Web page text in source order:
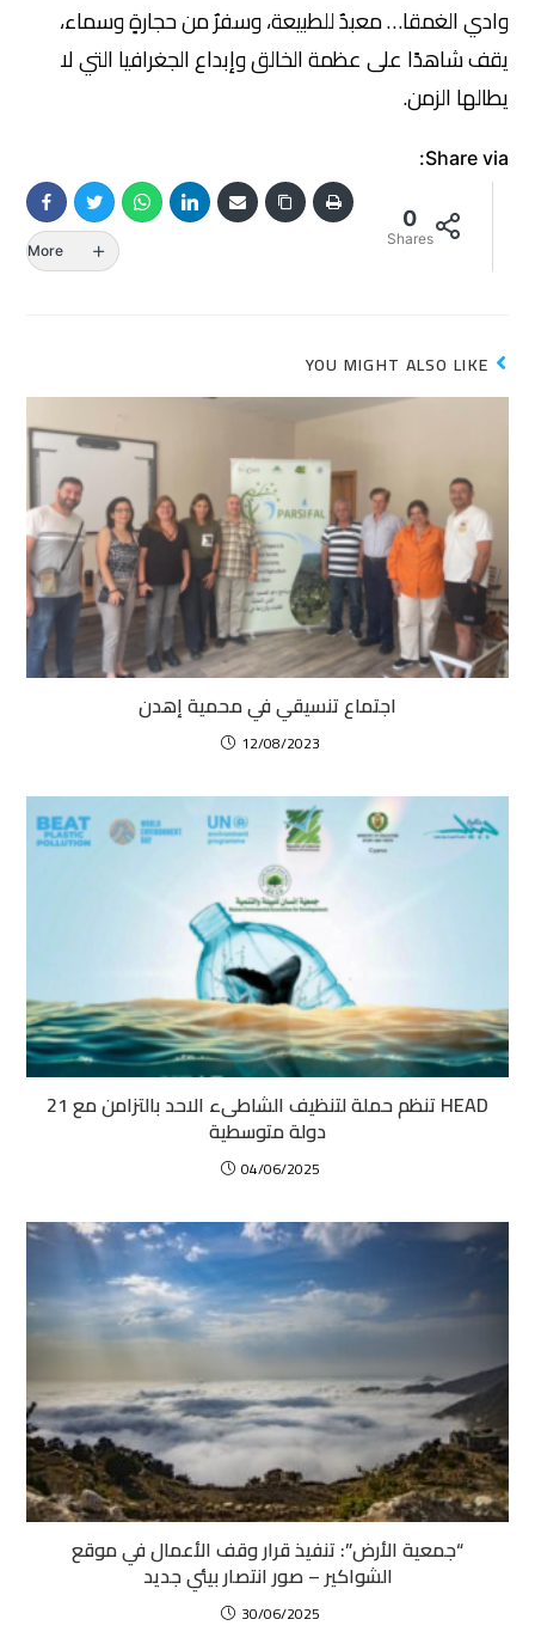
وادي الغمقا… معبدٌ للطبيعة، وسفرٌ من حجارةٍ وسماء،
يقف شاهدًا على عظمة الخالق وإبداع الجغرافيا التي لا
يطالها الزمن.
Share via:
0
Shares
More
YOU MIGHT ALSO LIKE
اجتماع تنسيقي في محمية إهدن
12/08/2023
HEAD تنظم حملة لتنظيف الشاطىء الاحد بالتزامن مع 21
دولة متوسطية
04/06/2025
“جمعية الأرض”: تنفيذ قرار وقف الأعمال في موقع
الشواكير – صور انتصار بيئي جديد
30/06/2025